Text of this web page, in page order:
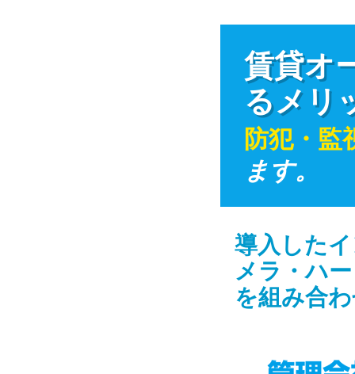
賃貸オ
るメリ
防犯・監
ます。
導入した
メラ・ハ
を組み合